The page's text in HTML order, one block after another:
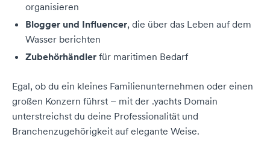
organisieren
Blogger und Influencer, die über das Leben auf dem
Wasser berichten
Zubehörhändler für maritimen Bedarf
Egal, ob du ein kleines Familienunternehmen oder einen
großen Konzern führst – mit der .yachts Domain
unterstreichst du deine Professionalität und
Branchenzugehörigkeit auf elegante Weise.